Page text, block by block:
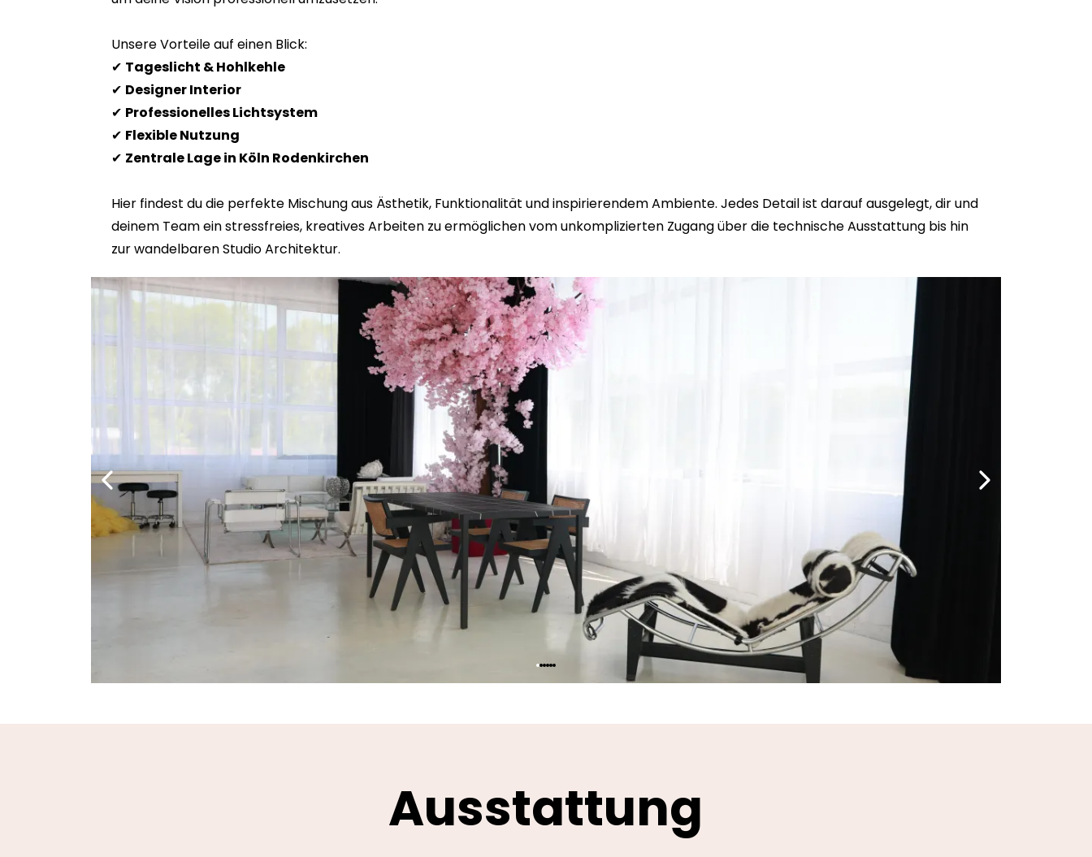
Unsere Vorteile auf einen Blick:
✔ Tageslicht & Hohlkehle
✔ Designer Interior
✔ Professionelles Lichtsystem
✔ Flexible Nutzung
✔ Zentrale Lage in Köln Rodenkirchen
Hier findest du die perfekte Mischung aus Ästhetik, Funktionalität und inspirierendem Ambiente. Jedes Detail ist darauf ausgelegt, dir und
deinem Team ein stressfreies, kreatives Arbeiten zu ermöglichen vom unkomplizierten Zugang über die technische Ausstattung bis hin
zur wandelbaren Studio Architektur.
Ausstattung